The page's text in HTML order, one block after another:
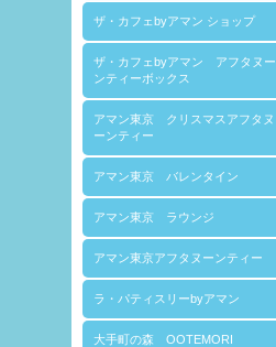
ザ・カフェbyアマン ショップ
ザ・カフェbyアマン アフタヌー
ンティーボックス
アマン東京 クリスマスアフタヌ
ーンティー
アマン東京 バレンタイン
アマン東京 ラウンジ
アマン東京アフタヌーンティー
ラ・パティスリーbyアマン
大手町の森 OOTEMORI